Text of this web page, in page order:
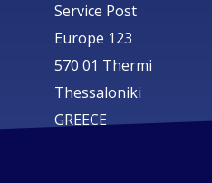
Service Post
Europe 123
570 01 Thermi
Thessaloniki
GREECE